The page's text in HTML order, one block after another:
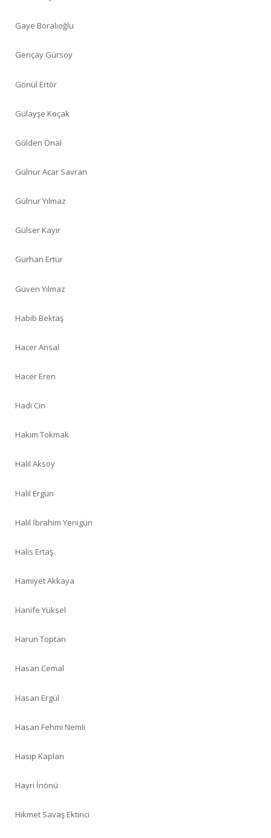
Gaye Boralıoğlu
Gençay Gürsoy
Gönül Ertör
Gülayşe Koçak
Gülden Önal
Gülnur Acar Savran
Gülnur Yılmaz
Gülser Kayır
Gürhan Ertür
Güven Yılmaz
Habib Bektaş
Hacer Ansal
Hacer Eren
Hadi Cin
Hakim Tokmak
Halil Aksoy
Halil Ergün
Halil İbrahim Yenigün
Halis Ertaş
Hamiyet Akkaya
Hanife Yüksel
Harun Toptan
Hasan Cemal
Hasan Ergül
Hasan Fehmi Nemli
Hasip Kaplan
Hayri İnönü
Hikmet Savaş Ektirici